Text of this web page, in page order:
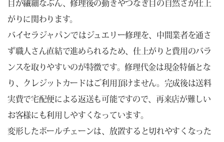
目が繊細なぶん、修理後の動きやつなぎ目の自然さが仕上
がりに関わります。
バイセラジャパンではジュエリー修理を、中間業者を通さ
ず職人さん直結で進められるため、仕上がりと費用のバラ
ンスを取りやすいのが特徴です。修理代金は現金特価とな
り、クレジットカードはご利用頂けません。完成後は送料
実費で宅配便による返送も可能ですので、再来店が難しい
お客様にも利用しやすくなっています。
変形したボールチェーンは、放置すると切れやすくなった